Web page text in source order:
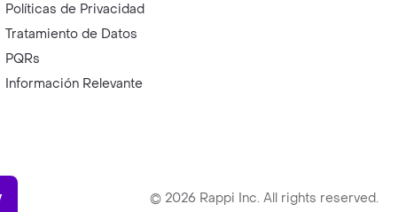
Políticas de Privacidad
Tratamiento de Datos
PQRs
Información Relevante
© 2026 Rappi Inc. All rights reserved.